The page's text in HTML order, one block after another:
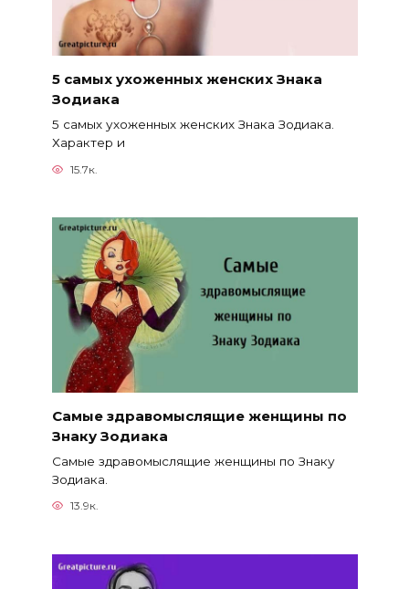
5 самых ухоженных женских Знака
Зодиака
5 самых ухоженных женских Знака Зодиака.
Характер и
15.7к.
Самые здравомыслящие женщины по
Знаку Зодиака
Самые здравомыслящие женщины по Знаку
Зодиака.
13.9к.